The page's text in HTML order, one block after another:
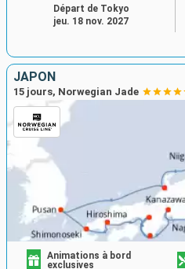
Départ de Tokyo
jeu. 18 nov. 2027
JAPON
15 jours, Norwegian Jade
Animations à bord
exclusives